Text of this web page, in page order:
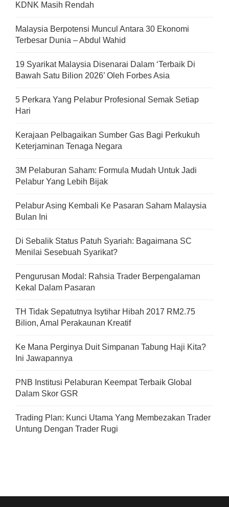
KDNK Masih Rendah
Malaysia Berpotensi Muncul Antara 30 Ekonomi
Terbesar Dunia – Abdul Wahid
19 Syarikat Malaysia Disenarai Dalam ‘Terbaik Di
Bawah Satu Bilion 2026’ Oleh Forbes Asia
5 Perkara Yang Pelabur Profesional Semak Setiap
Hari
Kerajaan Pelbagaikan Sumber Gas Bagi Perkukuh
Keterjaminan Tenaga Negara
3M Pelaburan Saham: Formula Mudah Untuk Jadi
Pelabur Yang Lebih Bijak
Pelabur Asing Kembali Ke Pasaran Saham Malaysia
Bulan Ini
Di Sebalik Status Patuh Syariah: Bagaimana SC
Menilai Sesebuah Syarikat?
Pengurusan Modal: Rahsia Trader Berpengalaman
Kekal Dalam Pasaran
TH Tidak Sepatutnya Isytihar Hibah 2017 RM2.75
Bilion, Amal Perakaunan Kreatif
Ke Mana Perginya Duit Simpanan Tabung Haji Kita?
Ini Jawapannya
PNB Institusi Pelaburan Keempat Terbaik Global
Dalam Skor GSR
Trading Plan: Kunci Utama Yang Membezakan Trader
Untung Dengan Trader Rugi